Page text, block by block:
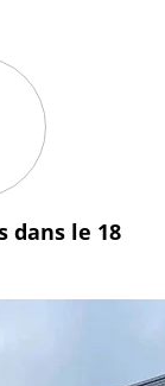
dans le 18